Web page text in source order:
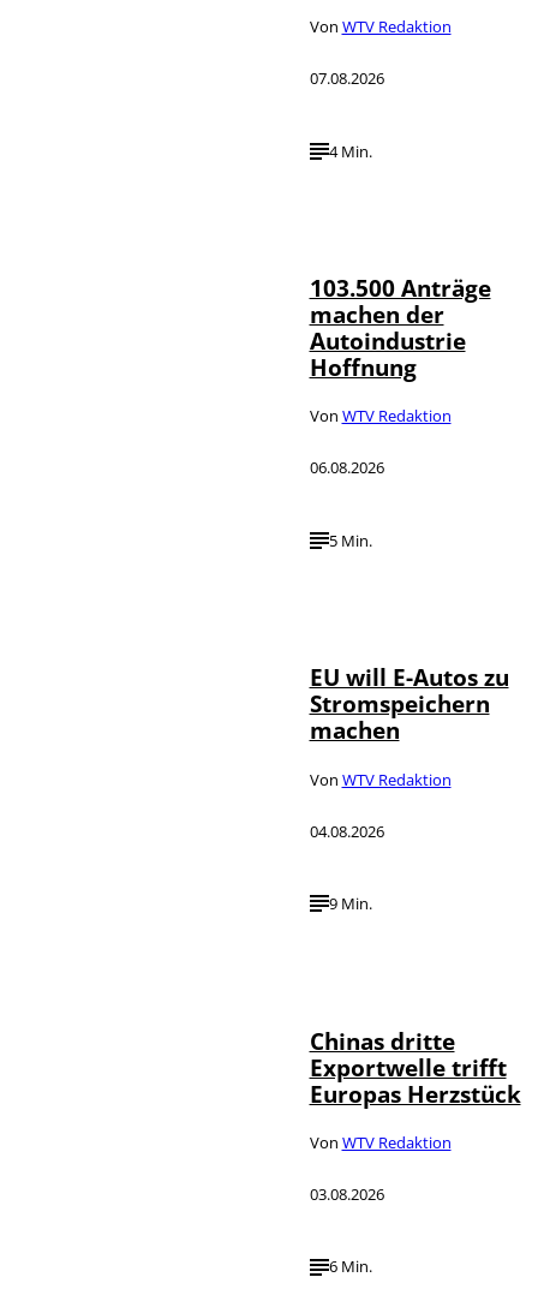
Von WTV Redaktion
07.08.2026
4 Min.
103.500 Anträge
machen der
Autoindustrie
Hoffnung
Von WTV Redaktion
06.08.2026
5 Min.
EU will E-Autos zu
Stromspeichern
machen
Von WTV Redaktion
04.08.2026
9 Min.
Chinas dritte
Exportwelle trifft
Europas Herzstück
Von WTV Redaktion
03.08.2026
6 Min.